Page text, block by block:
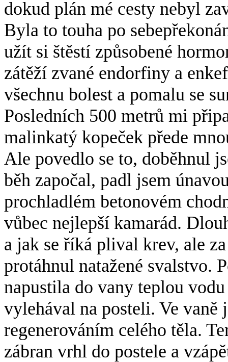
dokud plán mé cesty nebyl
Byla to touha po
užít si štěstí způsobené
zátěží zvané endorfiny a
všechnu bolest a pomalu se
Posledních 500 metrů mi
malinkatý kopeček přede
Ale povedlo se to, doběhnul
běh započal, padl jsem
prochladlém betonovém
vůbec nejlepší kamarád.
a jak se říká plival krev, ale
protáhnul natažené svalstvo.
napustila do vany teplou
vylehával na posteli. Ve vaně
regenerováním celého těla.
zábran vrhl do postele a